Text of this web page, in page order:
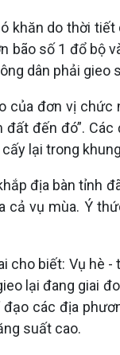
khăn do thời
số 1 đổ bộ
dân phải gieo
đơn vị
đến đó”.
lại trong
địa bàn tỉnh
vụ mùa. Ý
cho biết: Vụ
lại đang giai
đạo các địa
suất cao.